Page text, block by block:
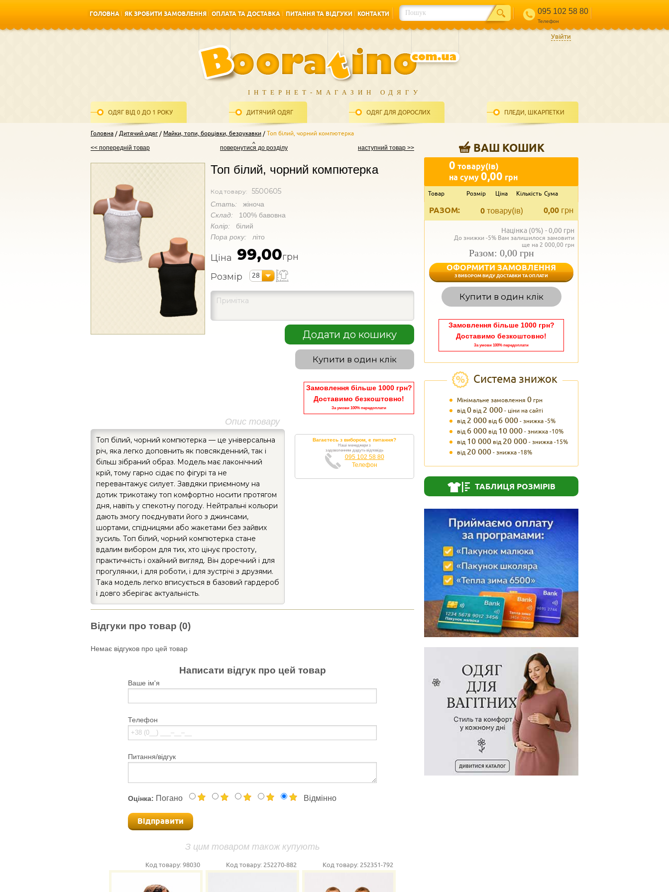
ГОЛОВНА
ЯК ЗРОБИТИ ЗАМОВЛЕННЯ
ОПЛАТА ТА ДОСТАВКА
ПИТАННЯ ТА ВІДГУКИ
КОНТАКТИ
095 102 58 80
Телефон
ІНТЕРНЕТ-МАГАЗИН ОДЯГУ
ОДЯГ ВІД 0 ДО 1 РОКУ ДИТЯЧИЙ ОДЯГ ОДЯГ ДЛЯ ДОРОСЛИХ ПЛЕДИ, ШКАРПЕТКИ
Увійти
Головна Дитячий одяг Майки, топи, борцівки, безрукавки Топ білий, чорний компютерка
ВАШ КОШИК
0 товару(ів)
на суму0,00 грн
Товар Розмір Ціна Кількість Сума
РАЗОМ: 0,00 грн
0 товару(ів)
Націнка (0%) -0,00 грн
До знижки -5% Вам залишилося замовити
ще на 2 000,00 грн
Разом: 0,00 грн
ОФОРМИТИ ЗАМОВЛЕННЯ
З ВИБОРОМ ВИДУ ДОСТАВКИ ТА ОПЛАТИ
Купити в один клік
Замовлення більше 1000 грн?
Доставимо безкоштовно!
За умови 100% передоплати
Система знижок
Мінімальне замовлення 0 грн
від0 від 2 000- ціни на сайті
від 2 000 від 6 000- знижка -5%
від 6 000 від 10 000- знижка -10%
від 10 000 від 20 000- знижка -15%
від 20 000- знижка -18%
ТАБЛИЦЯ РОЗМІРІВ
<< попередній товар наступний товар >>
повернутися до розділу
Топ білий, чорний компютерка
Код товару: 5500605
Стать: жіноча
Склад: 100% бавовна
Колір: білий
Пора року: літо
Ціна 99,00грн
Розмір
28
Додати до кошику
Купити в один клік
Замовлення більше 1000 грн?
Доставимо безкоштовно!
За умови 100% передоплати
Опис товару
Топ білий, чорний компютерка — це універсальна
річ, яка легко доповнить як повсякденний, так і
більш зібраний образ. Модель має лаконічний
крій, тому гарно сідає по фігурі та не
перевантажує силует. Завдяки приємному на
дотик трикотажу топ комфортно носити протягом
дня, навіть у спекотну погоду. Нейтральні кольори
дають змогу поєднувати його з джинсами,
шортами, спідницями або жакетами без зайвих
зусиль. Топ білий, чорний компютерка стане
вдалим вибором для тих, хто цінує простоту,
практичність і охайний вигляд. Він доречний і для
прогулянки, і для роботи, і для зустрічі з друзями.
Така модель легко вписується в базовий гардероб
і довго зберігає актуальність.
Вагаєтесь з вибором, є питання?
Наші менеджери з
задоволенням дадуть відповідь
095 102 58 80
Телефон
Відгуки про товар (0)
Немає відгуков про цей товар
Написати відгук про цей товар
Ваше ім'я
Телефон
Питання/відгук
Оцінка: Погано Відмінно
Відправити
З цим товаром також купують
Код товару:98030 Код товару: 252270-882 Код товару: 252351-792